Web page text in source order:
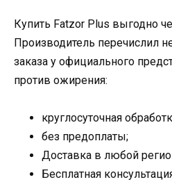
Купить Fatzor Plus выгодно
Производитель перечислил
заказа у официального
против ожирения:
круглосуточная
без предоплаты;
Доставка в любой
Бесплатная